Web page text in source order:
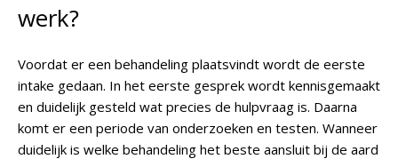
werk?
Voordat er een behandeling plaatsvindt wordt de eerste
intake gedaan. In het eerste gesprek wordt kennisgemaakt
en duidelijk gesteld wat precies de hulpvraag is. Daarna
komt er een periode van onderzoeken en testen. Wanneer
duidelijk is welke behandeling het beste aansluit bij de aard